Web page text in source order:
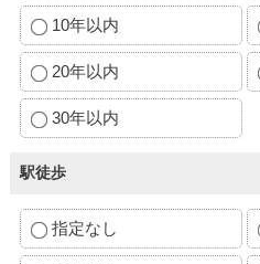
10年以内
20年以内
30年以内
駅徒歩
指定なし